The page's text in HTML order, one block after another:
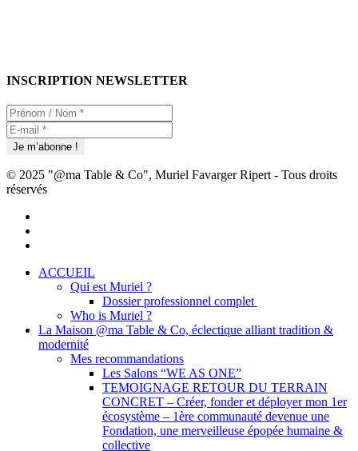
INSCRIPTION NEWSLETTER
© 2025 "@ma Table & Co", Muriel Favarger Ripert - Tous droits
réservés
Close
ACCUEIL
Qui est Muriel ?
Dossier professionnel complet
Who is Muriel ?
La Maison @ma Table & Co, éclectique alliant tradition &
modernité
Mes recommandations
Les Salons “WE AS ONE”
TEMOIGNAGE RETOUR DU TERRAIN
CONCRET – Créer, fonder et déployer mon 1er
écosystème – 1ère communauté devenue une
Fondation, une merveilleuse épopée humaine &
collective